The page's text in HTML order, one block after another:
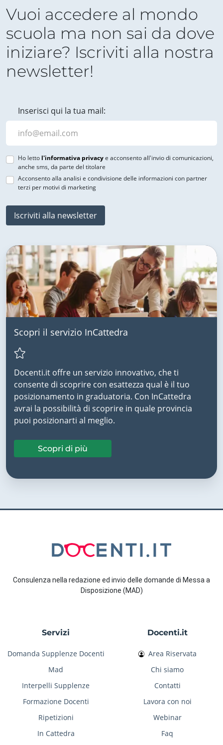
Vuoi accedere al mondo
scuola ma non sai da dove
iniziare? Iscriviti alla nostra
newsletter!
Inserisci qui la tua mail:
Ho letto l'informativa privacye acconsento all'invio di comunicazioni,
anche sms, da parte del titolare
Acconsento alla analisi e condivisione delle informazioni con partner
terzi per motivi di marketing
Iscriviti alla newsletter
Scopri il servizio InCattedra
Docenti.it offre un servizio innovativo, che ti
consente di scoprire con esattezza qual è il tuo
posizionamento in graduatoria. Con InCattedra
avrai la possibilità di scoprire in quale provincia
puoi posizionarti al meglio.
Scopri di più
Consulenza nella redazione ed invio delle domande di Messa a
Disposizione (MAD)
Servizi
Domanda Supplenze Docenti
Mad
Interpelli Supplenze
Formazione Docenti
Ripetizioni
In Cattedra
Docenti.it
Area Riservata
Chi siamo
Contatti
Lavora con noi
Webinar
Faq